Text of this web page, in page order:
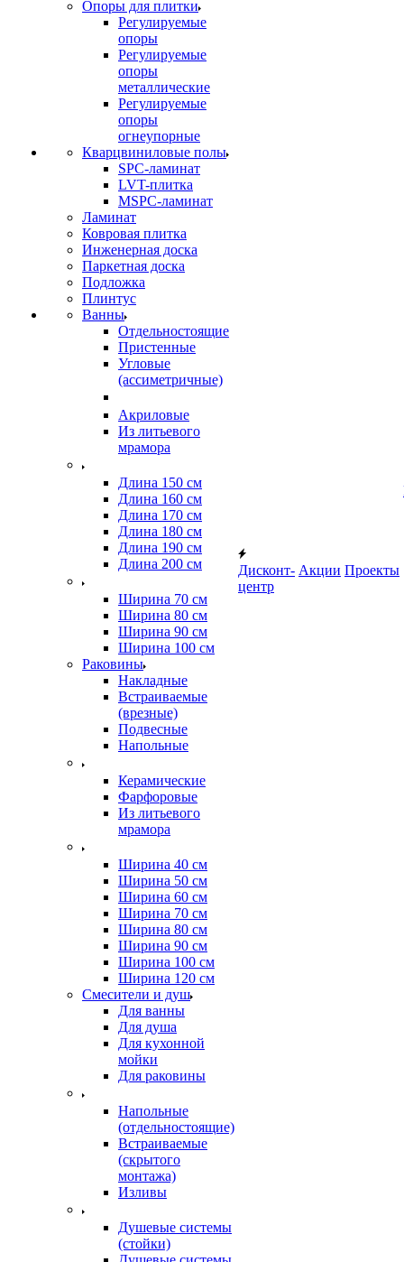
Опоры для плитки
Регулируемые
опоры
Регулируемые
опоры
металлические
Регулируемые
опоры
огнеупорные
Кварцвиниловые полы
SPC-ламинат
LVT-плитка
MSPC-ламинат
Ламинат
Ковровая плитка
Инженерная доска
Паркетная доска
Подложка
Плинтус
Ванны
Отдельностоящие
Пристенные
Угловые
(ассиметричные)
Акриловые
Из литьевого
мрамора
Длина 150 см
Длина 160 см
Длина 170 см
Длина 180 см
Длина 190 см
Длина 200 см
Ширина 70 см
Ширина 80 см
Ширина 90 см
Ширина 100 см
Раковины
Накладные
Встраиваемые
(врезные)
Подвесные
Напольные
Керамические
Фарфоровые
Из литьевого
мрамора
Ширина 40 см
Ширина 50 см
Ширина 60 см
Ширина 70 см
Ширина 80 см
Ширина 90 см
Ширина 100 см
Ширина 120 см
Смесители и душ
Для ванны
Для душа
Для кухонной
мойки
Для раковины
Напольные
(отдельностоящие)
Встраиваемые
(скрытого
монтажа)
Изливы
Душевые системы
(стойки)
Дисконт-
центр
Акции Проекты